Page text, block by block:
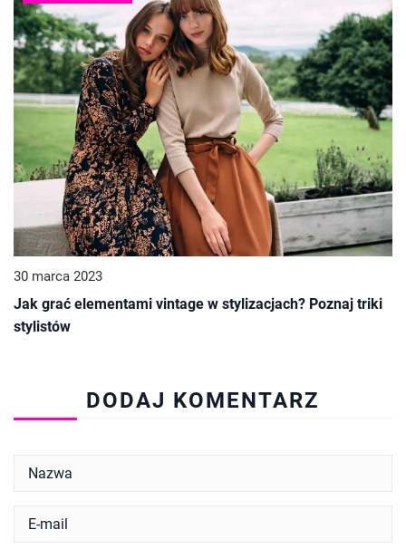
30 marca 2023
Jak grać elementami vintage w stylizacjach? Poznaj triki
stylistów
DODAJ KOMENTARZ